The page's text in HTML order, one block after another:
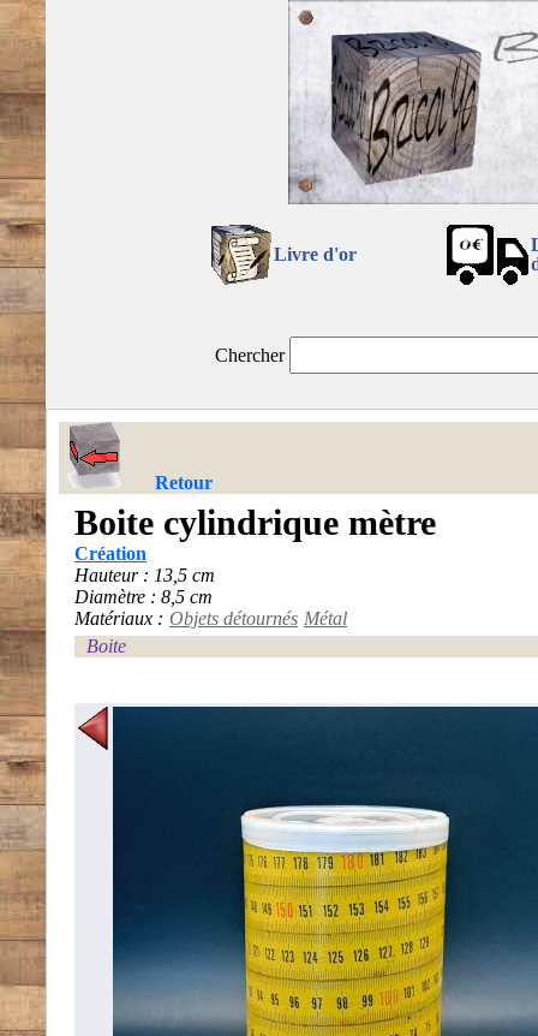
Livre d'or
Chercher
Retour
Boite cylindrique mètre
Création
Hauteur : 13,5 cm
Diamètre : 8,5 cm
Matériaux : Objets détournés Métal
Boite